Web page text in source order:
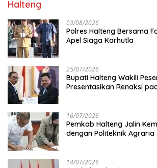
Halteng
03/08/2026
Polres Halteng Bersama
Apel Siaga Karhutla
25/07/2026
Bupati Halteng Wakili
Presentasikan Renaksi
16/07/2026
Pemkab Halteng Jalin
dengan Politeknik Agraria
14/07/2026